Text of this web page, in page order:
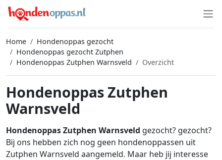
Home
Hondenoppas gezocht
Hondenoppas gezocht Zutphen
Hondenoppas Zutphen Warnsveld
Overzicht
Hondenoppas Zutphen
Warnsveld
Hondenoppas Zutphen Warnsveld gezocht? gezocht?
Bij ons hebben zich nog geen hondenoppassen uit
Zutphen Warnsveld aangemeld. Maar heb jij interesse